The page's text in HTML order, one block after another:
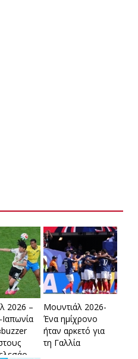
2026 –
Ιαπωνία
Μουντιάλ 2026-
Ένα ημίχρονο
ήταν αρκετό για
τη Γαλλία